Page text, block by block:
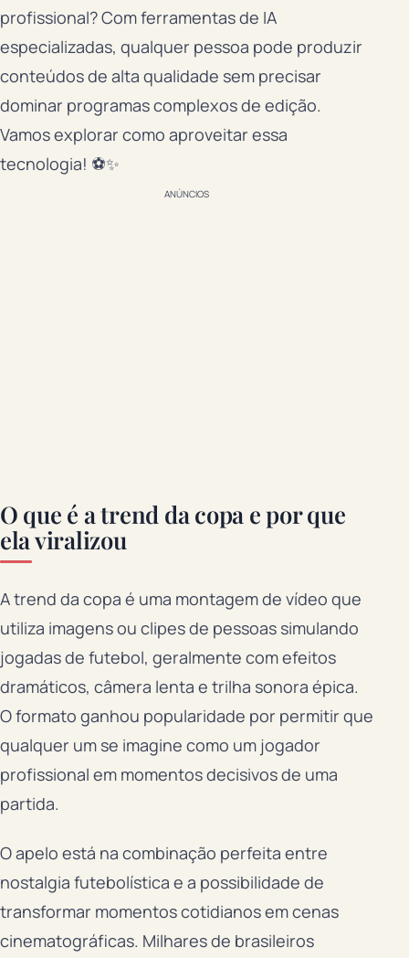
profissional? Com ferramentas de IA
especializadas, qualquer pessoa pode produzir
conteúdos de alta qualidade sem precisar
dominar programas complexos de edição.
Vamos explorar como aproveitar essa
tecnologia! ⚽✨
ANÚNCIOS
O que é a trend da copa e por que
ela viralizou
A trend da copa é uma montagem de vídeo que
utiliza imagens ou clipes de pessoas simulando
jogadas de futebol, geralmente com efeitos
dramáticos, câmera lenta e trilha sonora épica.
O formato ganhou popularidade por permitir que
qualquer um se imagine como um jogador
profissional em momentos decisivos de uma
partida.
O apelo está na combinação perfeita entre
nostalgia futebolística e a possibilidade de
transformar momentos cotidianos em cenas
cinematográficas. Milhares de brasileiros